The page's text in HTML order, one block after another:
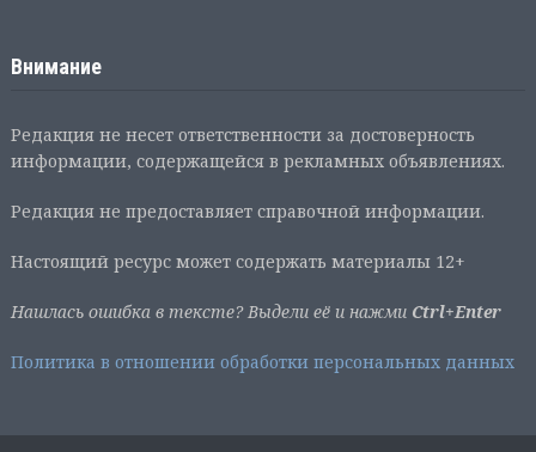
Внимание
Редакция не несет ответственности за достоверность
информации, содержащейся в рекламных объявлениях.
Редакция не предоставляет справочной информации.
Настоящий ресурс может содержать материалы 12+
Нашлась ошибка в тексте? Выдели её и нажми Ctrl+Enter
Политика в отношении обработки персональных данных